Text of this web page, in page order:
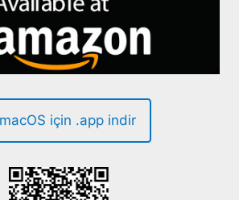
macOS için .app indir